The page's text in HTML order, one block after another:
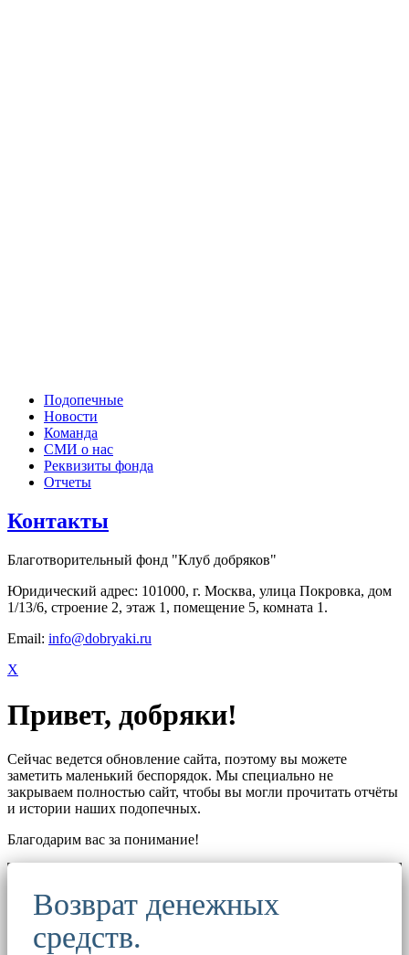
Подопечные
Новости
Команда
СМИ о нас
Реквизиты фонда
Отчеты
Контакты
Благотворительный фонд "Клуб добряков"
Юридический адрес: 101000, г. Москва, улица Покровка, дом
1/13/6, строение 2, этаж 1, помещение 5, комната 1.
Email: info@dobryaki.ru
X
Привет, добряки!
Сейчас ведется обновление сайта, поэтому вы можете
заметить маленький беспорядок. Мы специально не
закрываем полностью сайт, чтобы вы могли прочитать отчёты
и истории наших подопечных.
Благодарим вас за понимание!
Возврат денежных
средств.